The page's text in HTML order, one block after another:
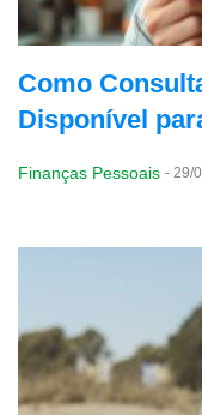
Como
Disponível
Finanças Pessoais - 29/